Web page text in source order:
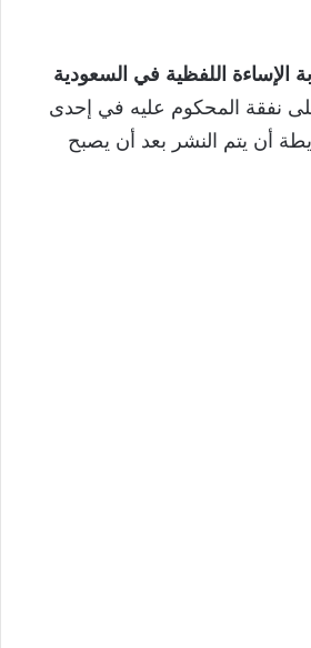
الإساءة اللفظية في السعودية
نفقة المحكوم عليه في إحدى
أن يتم النشر بعد أن يصبح